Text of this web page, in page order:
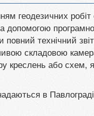
геодезичних
допомогою
повний технічний
складовою
креслень або схем,
в